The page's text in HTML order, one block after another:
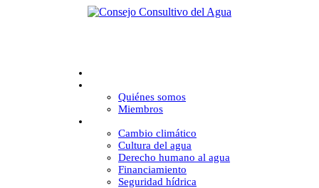
Quiénes somos
Miembros
Cambio climático
Cultura del agua
Derecho humano al agua
Financiamiento
Seguridad hídrica